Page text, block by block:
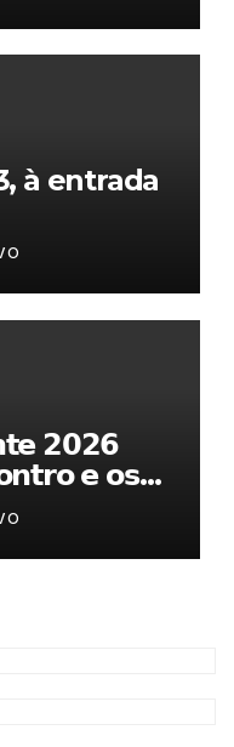
à entrada
𝟮𝟬𝟮𝟲
𝗲 𝗼𝘀